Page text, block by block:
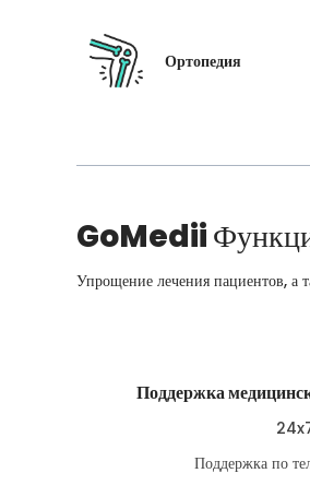
Ортопедия
GoMedii
Упрощение лечения пациентов, а
Поддержка
Поддержка по